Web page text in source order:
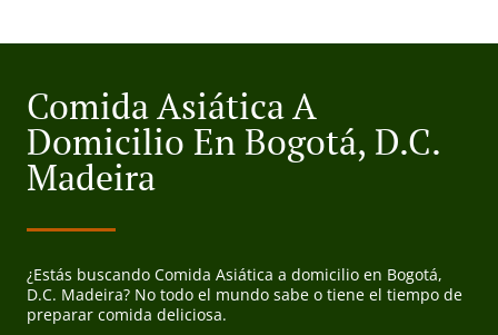
Comida Asiática A
Domicilio En Bogotá, D.C.
Madeira
¿Estás buscando Comida Asiática a domicilio en Bogotá,
D.C. Madeira? No todo el mundo sabe o tiene el tiempo de
preparar comida deliciosa.